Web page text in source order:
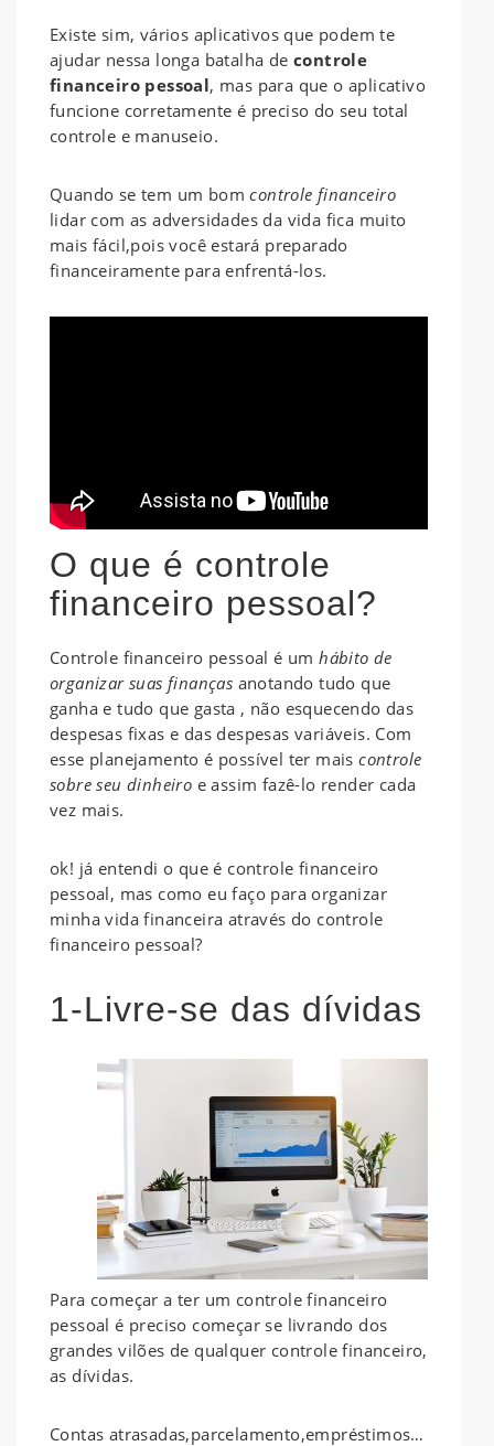
Existe sim, vários aplicativos que podem te
ajudar nessa longa batalha de controle
financeiro pessoal, mas para que o aplicativo
funcione corretamente é preciso do seu total
controle e manuseio.
Quando se tem um bomcontrole financeiro
lidar com as adversidades da vida fica muito
mais fácil,pois você estará preparado
financeiramente para enfrentá-los.
O que é controle
financeiro pessoal?
Controle financeiro pessoal é umhábito de
organizar suas finanças anotando tudo que
ganha e tudo que gasta , não esquecendo das
despesas fixas e das despesas variáveis. Com
esse planejamento é possível ter maiscontrole
sobre seu dinheiro e assim fazê-lo render cada
vez mais.
ok! já entendi o que é controle financeiro
pessoal, mas como eu faço para organizar
minha vida financeira através do controle
financeiro pessoal?
1-Livre-se das dívidas
Para começar a ter um controle financeiro
pessoal é preciso começar se livrando dos
grandes vilões de qualquer controle financeiro,
as dívidas.
Contas atrasadas,parcelamento,empréstimos…